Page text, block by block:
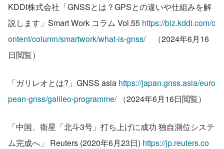
KDDI株式会社「GNSSとは？GPSとの違いや仕組みを解
説します」Smart Work コラム Vol.55 https://biz.kddi.com/c
ontent/column/smartwork/what-is-gnss/ （2024年6月16
日閲覧）
「ガリレオとは?」GNSS asia https://japan.gnss.asia/euro
pean-gnss/galileo-programme/ （2024年6月16日閲覧）
「中国、衛星「北斗3号」打ち上げに成功 独自測位システ
ム完成へ」 Reuters (2020年6月23日) https://jp.reuters.co